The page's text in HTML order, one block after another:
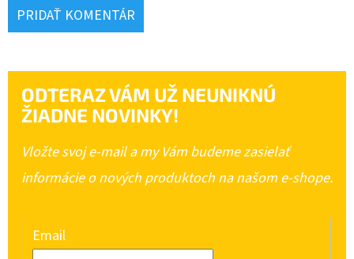
PRIDAŤ KOMENTÁR
ODTERAZ VÁM UŽ NEUNIKNÚ
ŽIADNE NOVINKY!
Vložte svoj e-mail a my Vám budeme zasielať
informácie o nových produktoch na našom e-shope.
Email